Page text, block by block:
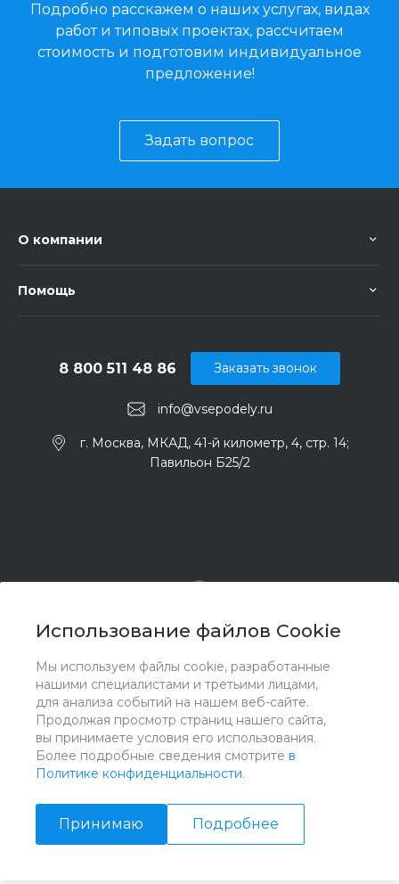
Использование файлов Cookie
Мы используем файлы cookie, разработанные
нашими специалистами и третьими лицами,
для анализа событий на нашем веб-сайте.
Продолжая просмотр страниц нашего сайта,
вы принимаете условия его использования.
Более подробные сведения смотрите в
Политике конфиденциальности.
Принимаю Подробнее
Подробно расскажем о наших услугах, видах
работ и типовых проектах, рассчитаем
стоимость и подготовим индивидуальное
предложение!
Задать вопрос
О компании
Помощь
info@vsepodely.ru
8 800 511 48 86
г. Москва, МКАД, 41-й километр, 4, стр. 14;
Павильон Б25/2
Заказать звонок
© 2017 - 2026 ООО "Комплектстрой 41", Все права
защищены